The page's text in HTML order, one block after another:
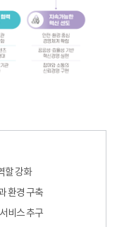
할 강화
환경 구축
비스 추구